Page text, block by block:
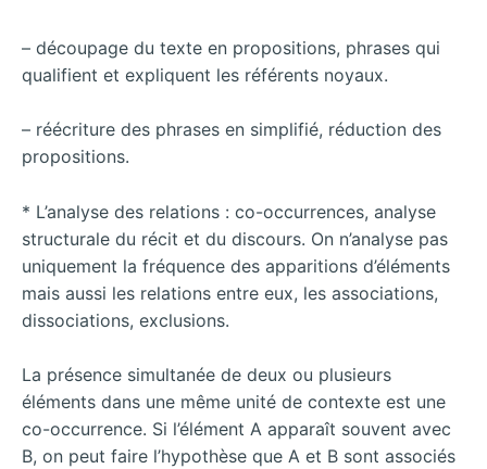
– découpage du texte en propositions, phrases qui
qualifient et expliquent les référents noyaux.
– réécriture des phrases en simplifié, réduction des
propositions.
* L’analyse des relations : co-occurrences, analyse
structurale du récit et du discours. On n’analyse pas
uniquement la fréquence des apparitions d’éléments
mais aussi les relations entre eux, les associations,
dissociations, exclusions.
La présence simultanée de deux ou plusieurs
éléments dans une même unité de contexte est une
co-occurrence. Si l’élément A apparaît souvent avec
B, on peut faire l’hypothèse que A et B sont associés